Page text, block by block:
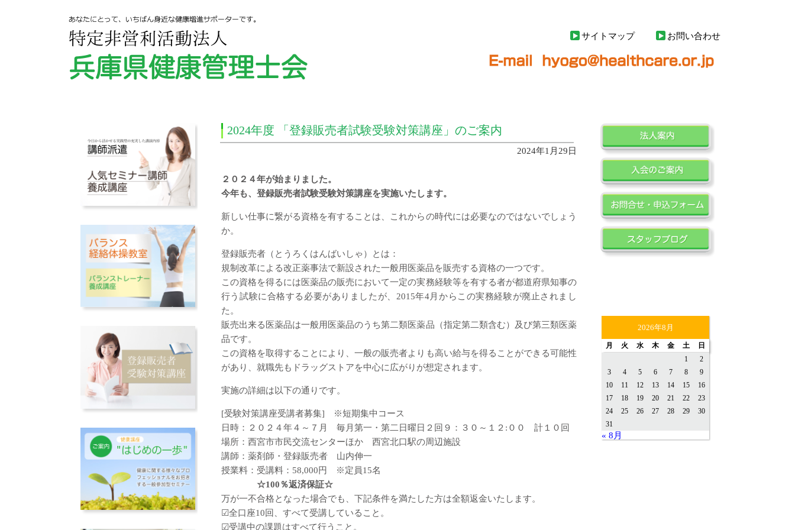
サイトマップ お問い合わせ
2024年度 「登録販売者試験受験対策講座」のご案内
2024年1月29日
２０２４年が始まりました。
今年も、登録販売者試験受験対策講座を実施いたします。
新しい仕事に繋がる資格を有することは、これからの時代には必要なのではないでしょう
か。
登録販売者（とうろくはんばいしゃ）とは：
規制改革による改正薬事法で新設された一般用医薬品を販売する資格の一つです。
この資格を得るには医薬品の販売において一定の実務経験等を有する者が都道府県知事の
行う試験に合格する必要がありましたが、2015年4月からこの実務経験が廃止されまし
た。
販売出来る医薬品は一般用医薬品のうち第二類医薬品（指定第二類含む）及び第三類医薬
品です。
この資格を取得することにより、一般の販売者よりも高い給与を得ることができる可能性
があり、就職先もドラッグストアを中心に広がりが想定されます。
実施の詳細は以下の通りです。
[受験対策講座受講者募集] ※短期集中コース
日時：２０２４年４～７月 毎月第一・第二日曜日２回９：３０～１２:００ 計１０回
場所：西宮市市民交流センターほか 西宮北口駅の周辺施設
講師：薬剤師・登録販売者 山内伸一
授業料：受講料：58,000円 ※定員15名
☆100％返済保証☆
万が一不合格となった場合でも、下記条件を満たした方は全額返金いたします。
☑全口座10回、すべて受講していること。
☑受講中の課題はすべて行うこと。
2026年8月
月 火 水 木 金 土 日
1
2
3
4 5 6 7 8
9
10
11 12 13 14 15
16
17
18 19 20 21 22
23
24
25 26 27 28 29
30
31
« 8月